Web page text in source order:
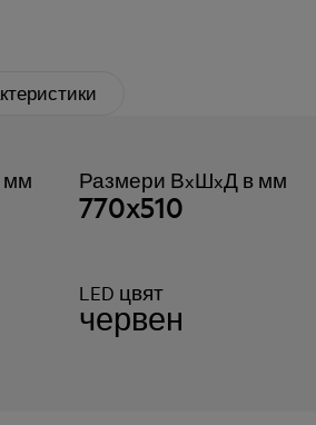
мм
Размери ВxШxД в мм
770x510
LED цвят
червен